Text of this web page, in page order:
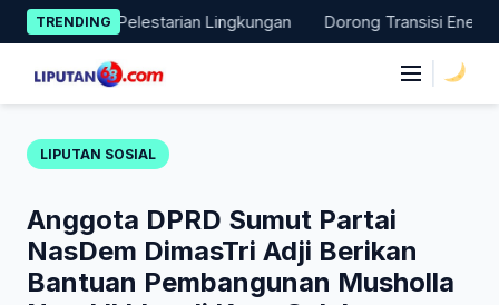
Skip
to
content
TRENDING
Nyata Pelestarian Lingkungan Dorong Transisi Energi di
LIPUTAN SOSIAL
Anggota DPRD Sumut Partai
NasDem DimasTri Adji Berikan
Bantuan Pembangunan Musholla